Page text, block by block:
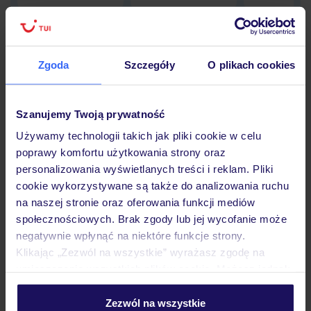
Zgoda Szczegóły O plikach cookies
Szanujemy Twoją prywatność
Używamy technologii takich jak pliki cookie w celu
poprawy komfortu użytkowania strony oraz
personalizowania wyświetlanych treści i reklam. Pliki
cookie wykorzystywane są także do analizowania ruchu
na naszej stronie oraz oferowania funkcji mediów
społecznościowych. Brak zgody lub jej wycofanie może
negatywnie wpłynąć na niektóre funkcje strony.
Klikając „Zezwól na wszystkie” wyrażasz zgodę na
personalizować swój wybór wchodząc w zakładkę
Zezwól na wszystkie
Hotel
Opinie
Pokoje
Wyżywienie
Atrakcje